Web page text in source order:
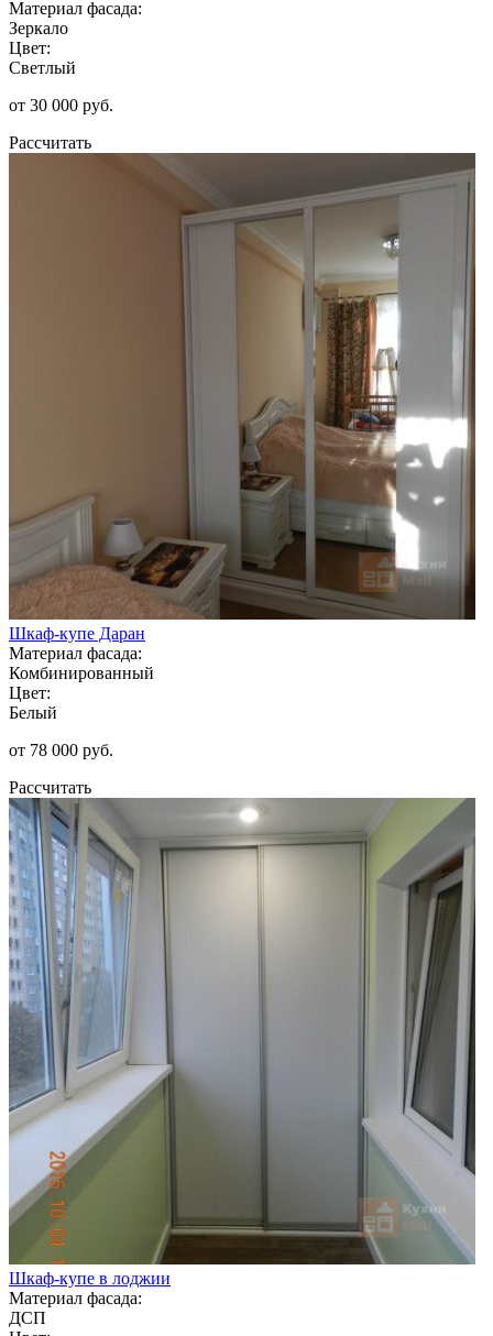
Материал фасада:
Зеркало
Цвет:
Светлый
от 30 000 руб.
Рассчитать
Шкаф-купе Даран
Материал фасада:
Комбинированный
Цвет:
Белый
от 78 000 руб.
Рассчитать
Шкаф-купе в лоджии
Материал фасада:
ДСП